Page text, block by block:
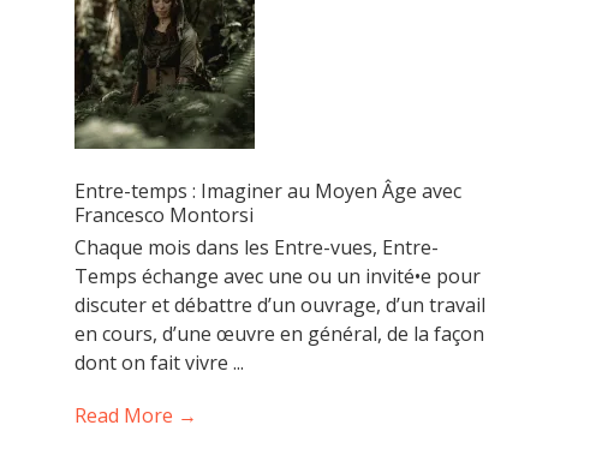
Entre-temps : Imaginer au Moyen Âge avec
Francesco Montorsi
Chaque mois dans les Entre-vues, Entre-
Temps échange avec une ou un invité•e pour
discuter et débattre d’un ouvrage, d’un travail
en cours, d’une œuvre en général, de la façon
dont on fait vivre ...
Read More →